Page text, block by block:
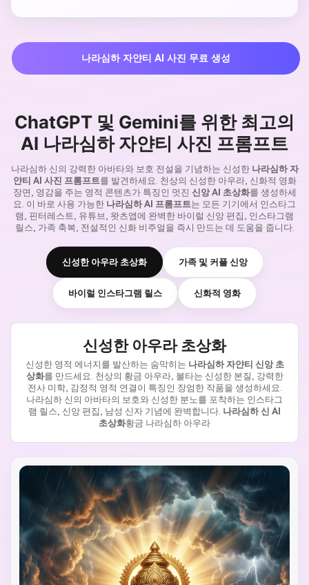
나라심하 자얀티 AI 사진 무료 생성
ChatGPT 및 Gemini를 위한 최고의
AI 나라심하 자얀티 사진 프롬프트
나라심하 신의 강력한 아바타와 보호 전설을 기념하는 신성한 나라심하 자
얀티 AI 사진 프롬프트를 발견하세요. 천상의 신성한 아우라, 신화적 영화
장면, 영감을 주는 영적 콘텐츠가 특징인 멋진 신앙 AI 초상화를 생성하세
요. 이 바로 사용 가능한 나라심하 AI 프롬프트는 모든 기기에서 인스타그
램, 핀터레스트, 유튜브, 왓츠앱에 완벽한 바이럴 신앙 편집, 인스타그램
릴스, 가족 축복, 전설적인 신화 비주얼을 즉시 만드는 데 도움을 줍니다.
신성한 아우라 초상화 가족 및 커플 신앙
바이럴 인스타그램 릴스 신화적 영화
신성한 아우라 초상화
신성한 영적 에너지를 발산하는 숨막히는 나라심하 자얀티 신앙 초
상화를 만드세요. 천상의 황금 아우라, 불타는 신성한 본질, 강력한
전사 미학, 감정적 영적 연결이 특징인 장엄한 작품을 생성하세요.
나라심하 신의 아바타의 보호와 신성한 분노를 포착하는 인스타그
램 릴스, 신앙 편집, 남성 신자 기념에 완벽합니다. 나라심하 신 AI
초상화황금 나라심하 아우라